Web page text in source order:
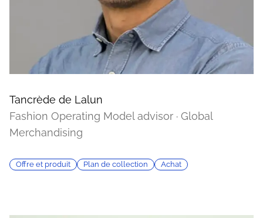
Tancrède de Lalun
Fashion Operating Model advisor · Global
Merchandising
Offre et produit Plan de collection Achat